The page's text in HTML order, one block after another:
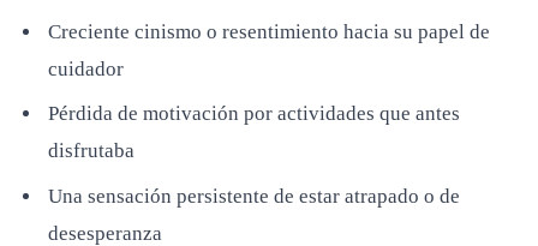
Creciente cinismo o resentimiento hacia su papel de
cuidador
Pérdida de motivación por actividades que antes
disfrutaba
Una sensación persistente de estar atrapado o de
desesperanza